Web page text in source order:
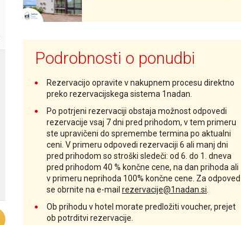
Podrobnosti o ponudbi
Rezervacijo opravite v nakupnem procesu direktno
preko rezervacijskega sistema 1nadan.
Po potrjeni rezervaciji obstaja možnost odpovedi
rezervacije vsaj 7 dni pred prihodom, v tem primeru
ste upravičeni do spremembe termina po aktualni
ceni. V primeru odpovedi rezervaciji 6 ali manj dni
pred prihodom so stroški sledeči: od 6. do 1. dneva
pred prihodom 40 % končne cene, na dan prihoda ali
v primeru neprihoda 100% končne cene. Za odpoved
se obrnite na e-mail rezervacije@1nadan.si
Ob prihodu v hotel morate predložiti voucher, prejet
ob potrditvi rezervacije.